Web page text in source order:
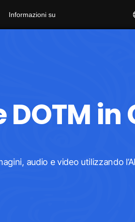
Informazioni su
in
audio e video utilizzando